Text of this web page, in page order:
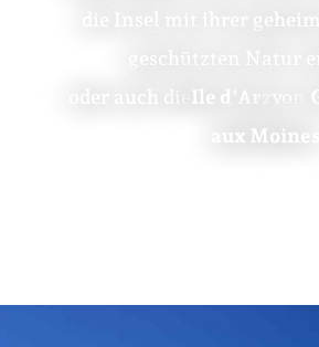
die Insel mit ihrer
geschützten Natur
Ile d'Arz von
aux Moines